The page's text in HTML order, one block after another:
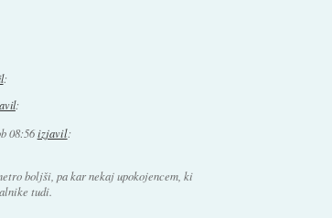
:
:
08:56izjavil:
boljši, pa kar nekaj upokojencem, ki
tudi.